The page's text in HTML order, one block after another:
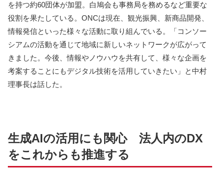
を持つ約60団体が加盟。白鳩会も事務局を務めるなど重要な
役割を果たしている。ONCは現在、観光振興、新商品開発、
情報発信といった様々な活動に取り組んでいる。「コンソー
シアムの活動を通じて地域に新しいネットワークが広がって
きました。今後、情報やノウハウを共有して、様々な企画を
考案することにもデジタル技術を活用していきたい」と中村
理事長は話した。
生成AIの活用にも関心 法人内のDX
をこれからも推進する